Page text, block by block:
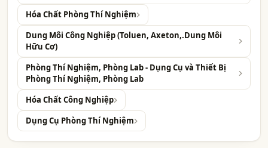
Hóa Chất Phòng Thí Nghiệm
Dung Môi Công Nghiệp (Toluen, Axeton,.Dung Môi
Hữu Cơ)
Phòng Thí Nghiệm, Phòng Lab - Dụng Cụ và Thiết Bị
Phòng Thí Nghiệm, Phòng Lab
Hóa Chất Công Nghiệp
Dụng Cụ Phòng Thí Nghiệm